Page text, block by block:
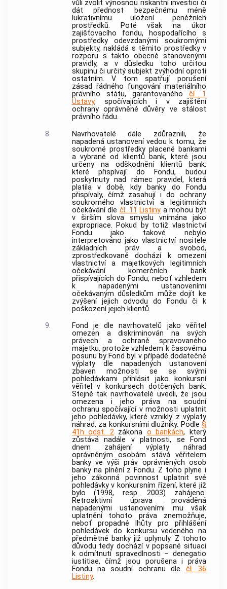
vůli zvolit výnosnou riskantní investici či
dát přednost bezpečnému méně
lukrativnímu uložení peněžních
prostředků. Poté však na úkor
zajišťovacího fondu, hospodařícího s
prostředky odevzdanými soukromými
subjekty, nakládá s těmito prostředky v
rozporu s takto obecně stanovenými
pravidly, a v důsledku toho určitou
skupinu či určitý subjekt zvýhodní oproti
ostatním. V tom spatřují porušení
zásad řádného fungování materiálního
právního státu, garantovaného čl. 1
Ústavy, spočívajících i v zajištění
ochrany oprávněné důvěry ve stálost
právního řádu.
8.
Navrhovatelé dále zdůraznili, že
napadená ustanovení vedou k tomu, že
soukromé prostředky placené bankami
a vybrané od klientů
bank, které jsou
určeny na odškodnění klientů
bank,
které přispívají do Fondu, budou
poskytnuty nad rámec pravidel, která
platila v době, kdy
bankydo Fondu
přispívaly, čímž zasahují i do ochrany
soukromého vlastnictví a legitimních
očekávání dle čl. 11 Listiny a mohou být
v širším slova smyslu vnímána jako
expropriace. Pokud by totiž vlastnictví
Fondu jako takové nebylo
interpretováno jako vlastnictví nositele
základních práv a svobod,
zprostředkovaně dochází k omezení
vlastnictví a majetkových legitimních
očekávání komerčních
bank
přispívajících do Fondu, neboť vzhledem
k napadenými ustanoveními
očekávaným důsledkům může dojít ke
zvýšení jejich odvodu do Fondu či k
poškození jejich klientů.
9.
Fond je dle navrhovatelů jako věřitel
omezen a diskriminován na svých
právech a ochraně spravovaného
majetku, protože vzhledem k časovému
posunu by Fond byl v případě dodatečné
výplaty dle napadených ustanovení
zbaven možnosti se se svými
pohledávkami přihlásit jako konkursní
věřitel v konkursech dotčených bank.
Stejně tak navrhovatelé uvedli, že jsou
omezena i jeho práva na soudní
ochranu spočívající v možnosti uplatnit
jeho pohledávky, které vznikly z výplaty
náhrad, za konkursními dlužníky. Podle §
41h odst. 2zákona o bankách, který
zůstává nadále v platnosti, se Fond
dnem zahájení výplaty náhrad
oprávněným osobám stává věřitelem
banky ve výši práv oprávněných osob
bankyna plnění z Fondu. Z toho plyne i
jeho zákonná povinnost uplatnit své
pohledávky v konkursním řízení, které již
bylo (1998, resp. 2003) zahájeno.
Retroaktivní úprava prováděná
napadenými ustanoveními mu však
uplatnění tohoto práva znemožňuje,
neboť propadné lhůty pro přihlášení
pohledávek do konkursu vedeného na
předmětné banky již uplynuly. Z tohoto
důvodu tedy dochází v popsané situaci
k odmítnutí spravedlnosti – denegatio
iustitiae, čímž jsou porušena i práva
Fondu na soudní ochranu dle čl. 36
Listiny.